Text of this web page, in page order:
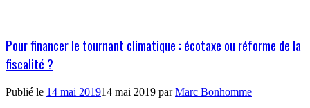
Pour financer le tournant climatique : écotaxe ou réforme de la
fiscalité ?
Publié le 14 mai 201914 mai 2019 parMarc Bonhomme